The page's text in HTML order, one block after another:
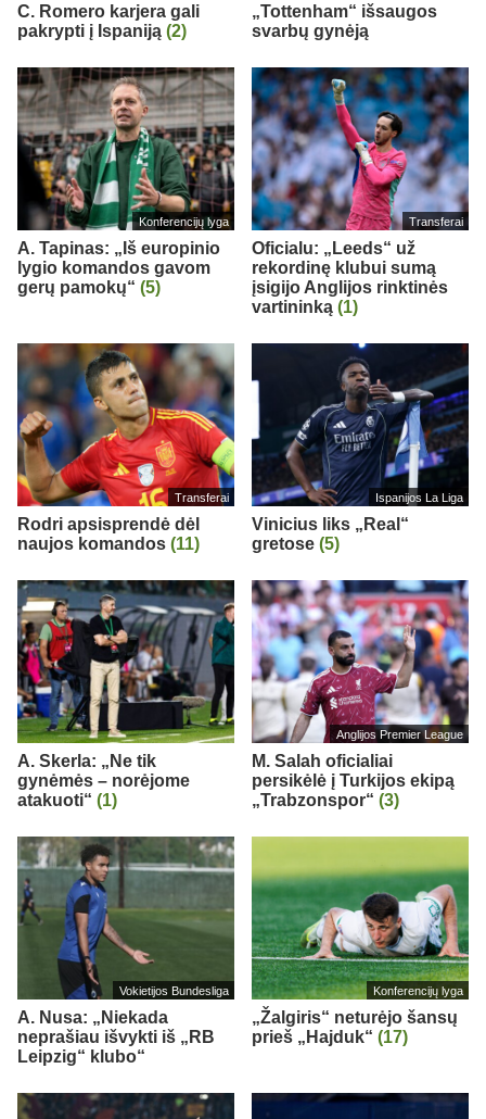
C. Romero karjera gali
pakrypti į Ispaniją (2)
„Tottenham“ išsaugos
svarbų gynėją
Konferencijų lyga
A. Tapinas: „Iš europinio
lygio komandos gavom
gerų pamokų“ (5)
Transferai
Oficialu: „Leeds“ už
rekordinę klubui sumą
įsigijo Anglijos rinktinės
vartininką (1)
Transferai
Rodri apsisprendė dėl
naujos komandos (11)
Ispanijos La Liga
Vinicius liks „Real“
gretose (5)
A. Skerla: „Ne tik
gynėmės – norėjome
atakuoti“ (1)
Anglijos Premier League
M. Salah oficialiai
persikėlė į Turkijos ekipą
„Trabzonspor“ (3)
Vokietijos Bundesliga
A. Nusa: „Niekada
neprašiau išvykti iš „RB
Leipzig“ klubo“
Konferencijų lyga
„Žalgiris“ neturėjo šansų
prieš „Hajduk“ (17)